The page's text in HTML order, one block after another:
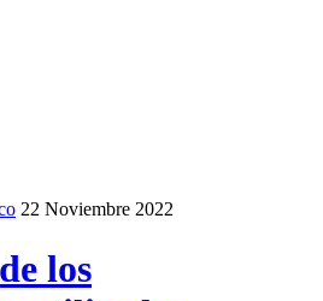
22 Noviembre 2022
los